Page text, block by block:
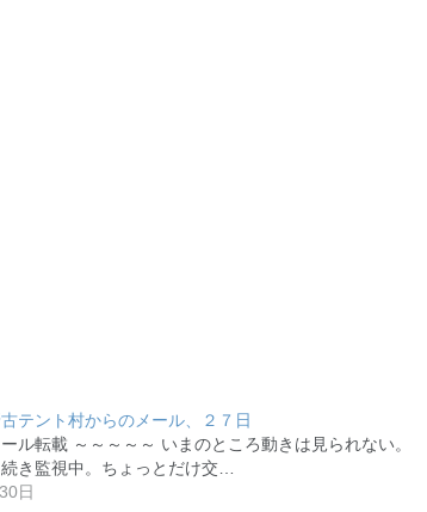
テント村からのメール、２７日
ル転載 ～～～～～ いまのところ動きは見られない。
き監視中。ちょっとだけ交…
日